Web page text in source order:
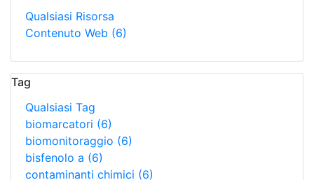
Qualsiasi Risorsa
Contenuto Web (6)
Tag
Qualsiasi Tag
biomarcatori (6)
biomonitoraggio (6)
bisfenolo a (6)
contaminanti chimici (6)